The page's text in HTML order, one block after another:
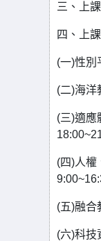
三、上
四、上
(一)性別
(二)海洋
(三)適應
(四)人權
(五)融合
(六)科技